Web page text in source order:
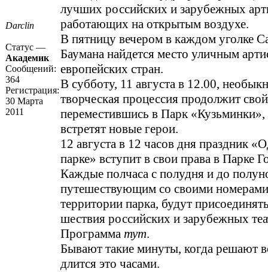
Darclin
Статус —
Академик
Сообщений:
364
Регистрация:
30 Марта
2011
лучших российских и зарубежных
работающих на открытым воздухе.
В пятницу вечером в каждом уголке
Баумана найдется место уличным
европейских стран.
В субботу, 11 августа в 12.00,
творческая процессия продолжит
переместившись в Парк «Кузьминки»,
встретят новые герои.
12 августа в 12 часов дня праздник
парке» вступит в свои права в Парке
Каждые полчаса с полудня и до
путешествующим со своими
территории парка, будут
шествия российских и зарубежных
Программа тут.
Бывают такие минуты, когда решают
длится это часами.